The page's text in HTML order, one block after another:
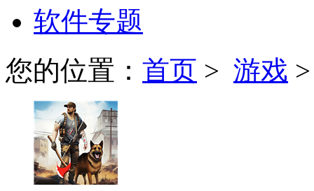
软件专题
您的位置： 首页 > 游戏